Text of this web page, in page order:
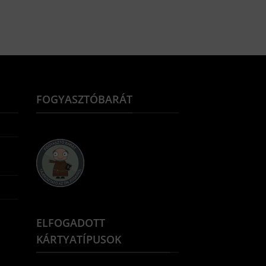
FOGYASZTÓBARÁT
ELFOGADOTT
KÁRTYATÍPUSOK